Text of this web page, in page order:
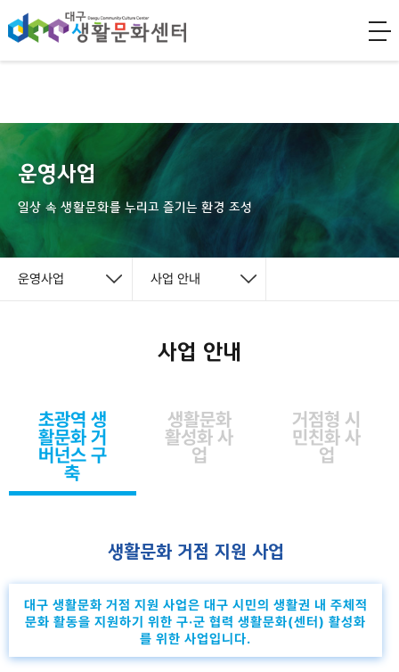
운영사업
일상 속 생활문화를 누리고 즐기는 환경 조성
운영사업 사업 안내
사업 안내
초광역 생
활문화 거
버넌스 구
축
생활문화
활성화 사
업
거점형 시
민친화 사
업
생활문화 거점 지원 사업
대구 생활문화 거점 지원 사업은 대구 시민의 생활권 내 주체적
문화 활동을 지원하기 위한 구·군 협력 생활문화(센터) 활성화
를 위한 사업입니다.